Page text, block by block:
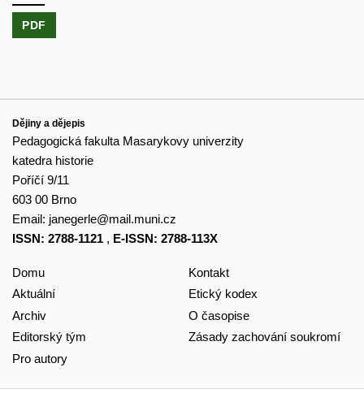
PDF
Dějiny a dějepis
Pedagogická fakulta Masarykovy univerzity
katedra historie
Poříčí 9/11
603 00 Brno
Email: janegerle@mail.muni.cz
ISSN: 2788-1121 , E-ISSN: 2788-113X
Domu
Aktuální
Archiv
Editorský tým
Pro autory
Kontakt
Etický kodex
O časopise
Zásady zachování soukromí